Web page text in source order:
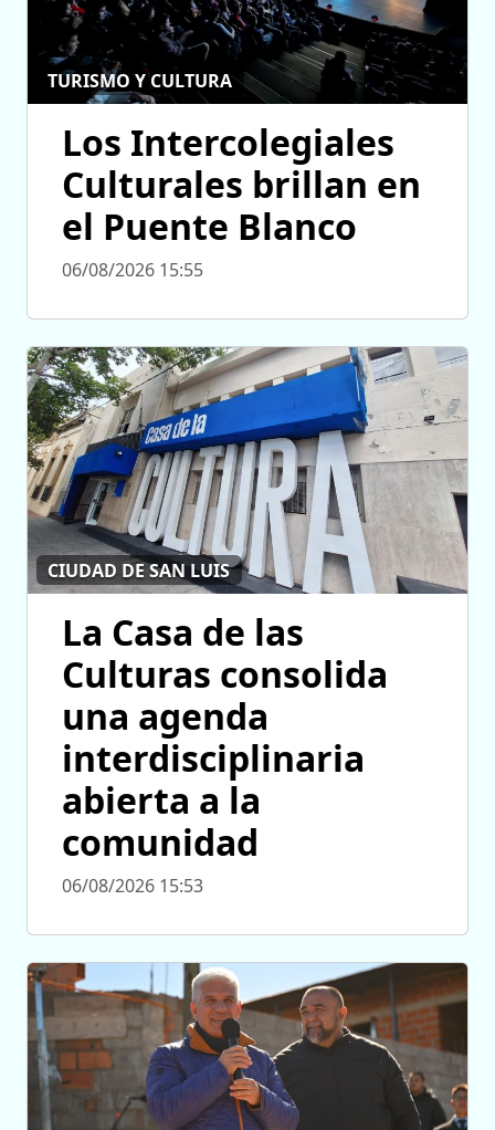
TURISMO Y CULTURA
Los Intercolegiales
Culturales brillan en
el Puente Blanco
06/08/2026 15:55
CIUDAD DE SAN LUIS
La Casa de las
Culturas consolida
una agenda
interdisciplinaria
abierta a la
comunidad
06/08/2026 15:53